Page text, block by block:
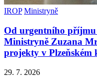
IROP Ministryně
Od urgentního
Ministryně Zuzana
projekty v Plzeňském
29. 7. 2026